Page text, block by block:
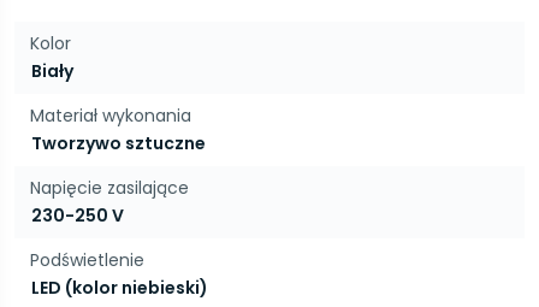
Kolor
Biały
Materiał wykonania
Tworzywo sztuczne
Napięcie zasilające
230-250 V
Podświetlenie
LED (kolor niebieski)